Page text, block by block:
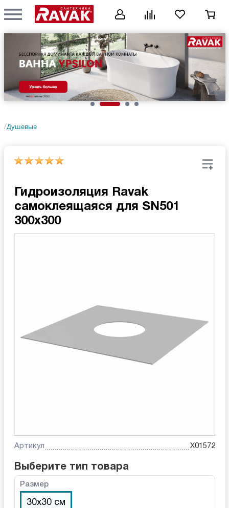
/Душевые
Гидроизоляция Ravak
самоклеящаяся для SN501
300x300
Артикул X01572
Выберите тип товара
Размер
30x30 см